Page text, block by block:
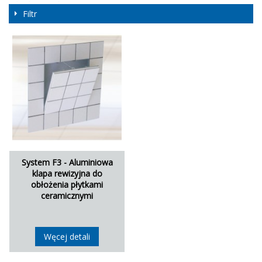
Filtr
System F3 - Aluminiowa
klapa rewizyjna do
obłożenia płytkami
ceramicznymi
Węcej detali